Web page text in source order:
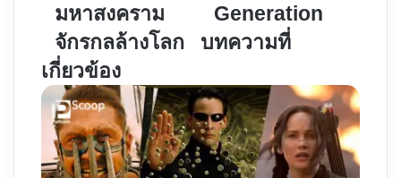
Salvation
มหา
สงคราม
จักร
กล
ล้าง
โลก
มหาสงคราม
จักรกลล้างโลก
Girls'
Generation
Generation
บทความที่
เกี่ยวข้อง